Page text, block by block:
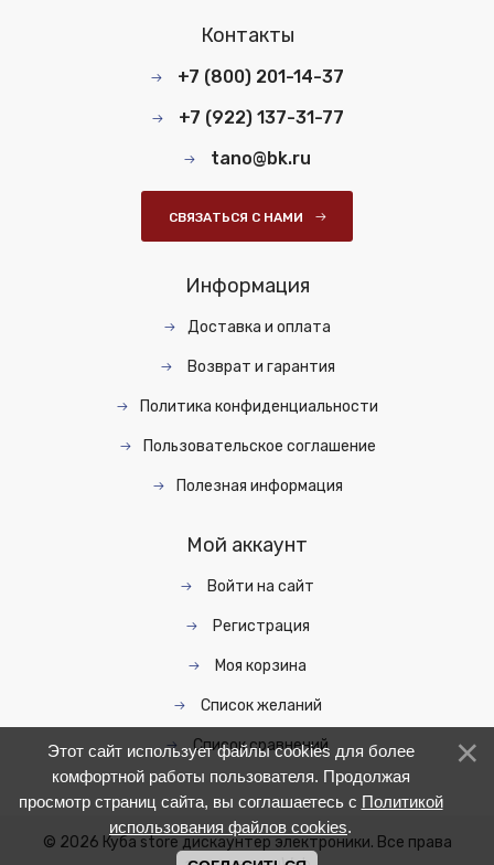
Контакты
+7 (800) 201-14-37
+7 (922) 137-31-77
tano@bk.ru
СВЯЗАТЬСЯ С НАМИ
Информация
Доставка и оплата
Возврат и гарантия
Политика конфиденциальности
Пользовательское соглашение
Полезная информация
Мой аккаунт
Войти на сайт
Регистрация
Моя корзина
Список желаний
Список сравнений
© 2026 Куба store дискаунтер электроники. Все права
Этот сайт использует файлы cookies для более
комфортной работы пользователя. Продолжая
просмотр страниц сайта, вы соглашаетесь с Политикой
использования файлов cookies.